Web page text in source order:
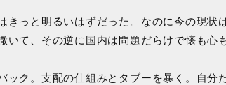
きっと明るいはずだった。なのに今の現状
いて、その逆に国内は問題だらけで懐も心
ック。支配の仕組みとタブーを暴く。自分